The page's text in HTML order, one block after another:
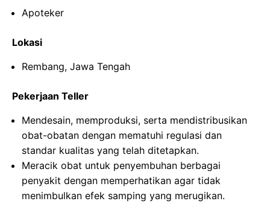
Apoteker
Lokasi
Rembang, Jawa Tengah
Pekerjaan Teller
Mendesain, memproduksi, serta mendistribusikan
obat-obatan dengan mematuhi regulasi dan
standar kualitas yang telah ditetapkan.
Meracik obat untuk penyembuhan berbagai
penyakit dengan memperhatikan agar tidak
menimbulkan efek samping yang merugikan.